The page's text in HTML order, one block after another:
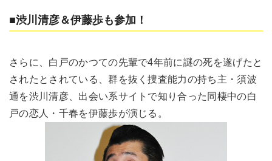
■渋川清彦＆伊藤歩も参加！
さらに、白戸のかつての先輩で4年前に謎の死を遂げたと
されたとされている、群を抜く捜査能力の持ち主・須波
通を渋川清彦、出会い系サイトで知り合った同棲中の白
戸の恋人・千春を伊藤歩が演じる。